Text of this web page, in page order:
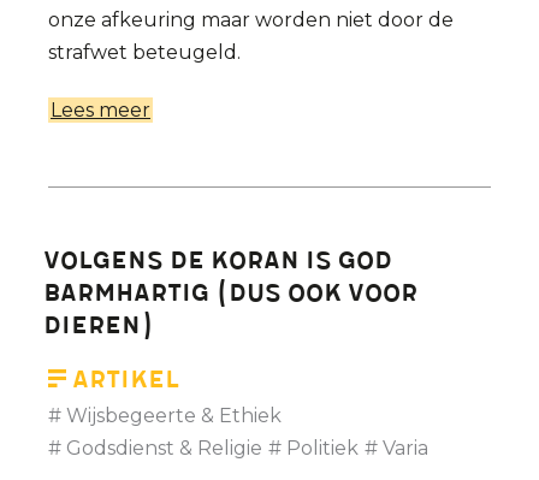
onze afkeuring maar worden niet door de
strafwet beteugeld.
Lees meer
heeft
haar
Volgens de Koran is God
barmhartig (dus ook voor
dieren)
Artikel
Wijsbegeerte & Ethiek
Godsdienst & Religie
Politiek Varia